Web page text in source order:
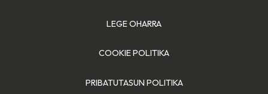
LEGE OHARRA
COOKIE POLITIKA
PRIBATUTASUN POLITIKA